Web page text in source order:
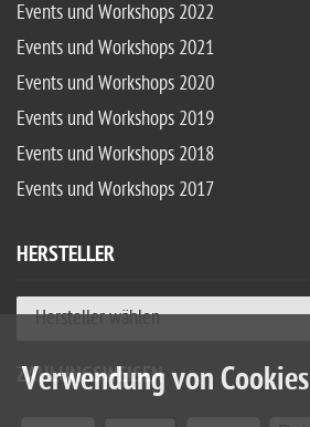
Events und Workshops 2022
Events und Workshops 2021
Events und Workshops 2020
Events und Workshops 2019
Events und Workshops 2018
Events und Workshops 2017
HERSTELLER
Hersteller wählen
ZAHLUNGSWEISEN
Verwendung von Cookies